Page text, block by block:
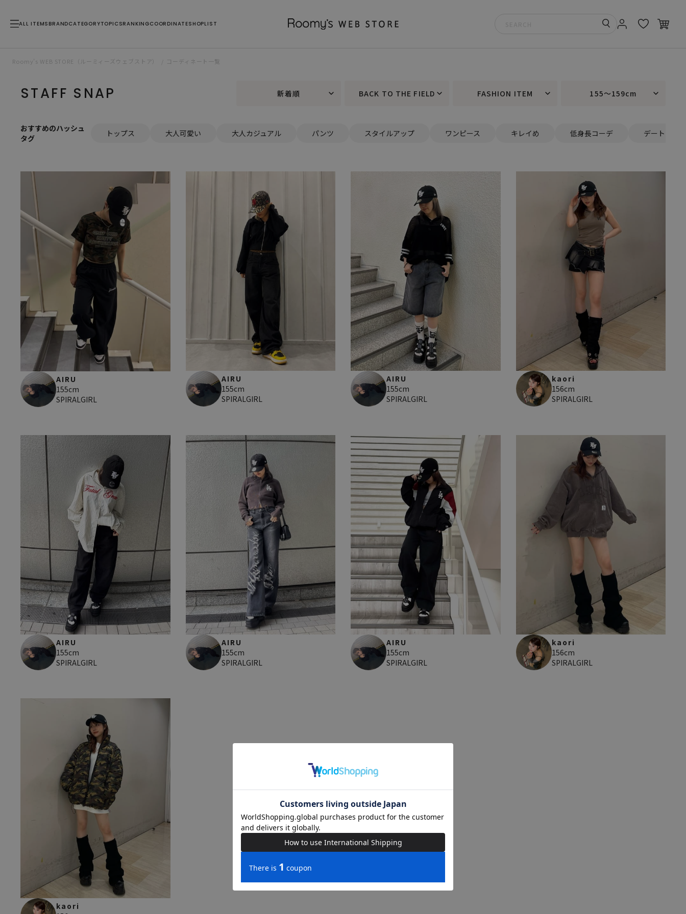
ALL ITEMS BRANDCATEGORYTOPICSRANKINGCOORDINATESHOPLIST
Roomy’s WEB STORE（ルーミィーズウェブストア） コーディネート一覧
STAFF SNAP 新着順 BACK TO THE FIELD FASHION ITEM 155～159cm
おすすめのハッシュ
タグ
トップス 大人可愛い 大人カジュアル パンツ スタイルアップ ワンピース キレイめ 低身長コーデ デート
AIRU
155cm
SPIRALGIRL
AIRU
155cm
SPIRALGIRL
AIRU
155cm
SPIRALGIRL
kaori
156cm
SPIRALGIRL
AIRU
155cm
SPIRALGIRL
AIRU
155cm
SPIRALGIRL
AIRU
155cm
SPIRALGIRL
kaori
156cm
SPIRALGIRL
kaori